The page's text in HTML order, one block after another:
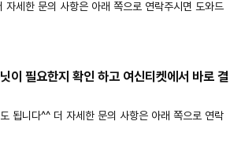
자세한 문의 사항은 아래 쪽으로 연락주시면 도와드
이 필요한지 확인 하고 여신티켓에서 바로 결
됩니다^^ 더 자세한 문의 사항은 아래 쪽으로 연락